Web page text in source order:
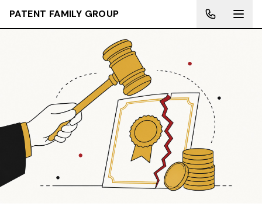
PATENT FAMILY GROUP